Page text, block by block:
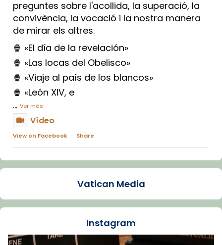
preguntes sobre l'acollida, la superació, la
convivència, la vocació i la nostra manera
de mirar els altres.
🍿 «El día de la revelación»
🍿 «Las locas del Obelisco»
🍿 «Viaje al país de los blancos»
🍿 «León XIV, e
... Ver más
Vídeo
View on Facebook · Share
Arquebisbat de Barcelona
La Carmina va patir depressió. Fa gairebé
dos mesos, a l'Estadi Lluís Companys, la
Vatican Media
Instagram